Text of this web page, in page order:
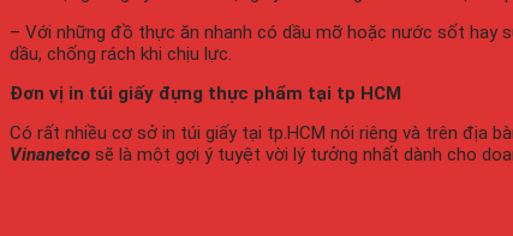
– Với những đồ thực ăn nhanh có dầu mỡ hoặc nước sốt hay
dầu, chống rách khi chịu lực.
Đơn vị in túi giấy đựng thực phẩm tại tp HCM
Có rất nhiều cơ sở in túi giấy tại tp.HCM nói riêng và trên địa
Vinanetco sẽ là một gợi ý tuyệt vời lý tưởng nhất dành cho